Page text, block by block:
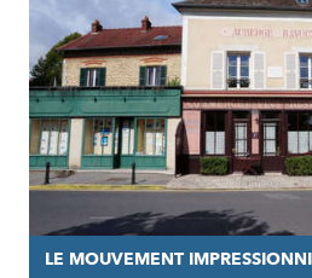
LE MOUVEMENT